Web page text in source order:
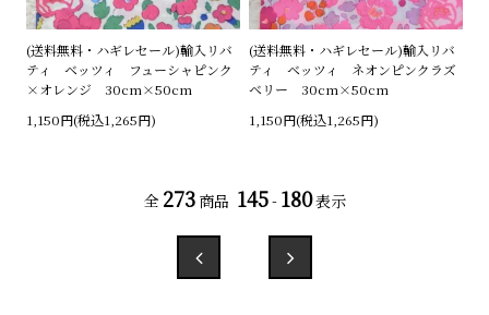
(送料無料・ハギレセール)輸入リバ
ティ ベッツィ フューシャピンク
×オレンジ 30cm×50cm
1,150円(税込1,265円)
(送料無料・ハギレセール)輸入リバ
ティ ベッツィ ネオンピンクラズ
ベリー 30cm×50cm
1,150円(税込1,265円)
全 273 商品 145- 180表示